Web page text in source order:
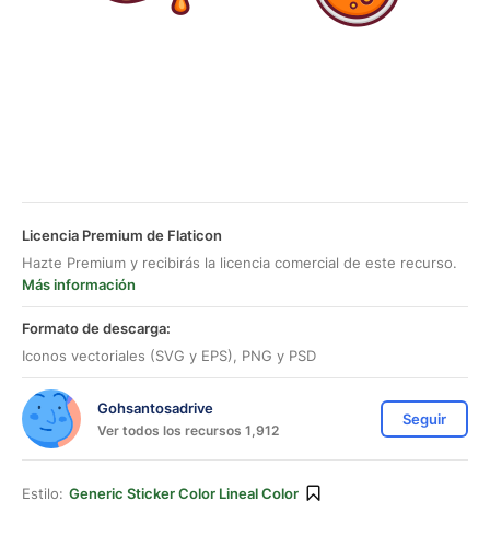
Licencia Premium de Flaticon
Hazte Premium y recibirás la licencia comercial de este recurso.
Más información
Formato de descarga:
Iconos vectoriales (SVG y EPS), PNG y PSD
Gohsantosadrive
Ver todos los recursos 1,912
Seguir
Estilo: Generic Sticker Color Lineal Color